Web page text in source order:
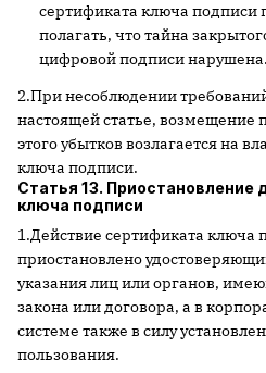
сертификата ключа подписи
полагать, что тайна
цифровой подписи нарушена.
2.При несоблюдении
настоящей статье, возмещение
этого убытков возлагается на
ключа подписи.
Статья 13. Приостановление
ключа подписи
1.Действие сертификата ключа
приостановлено
указания лиц или органов,
закона или договора, а в
системе также в силу
пользования.